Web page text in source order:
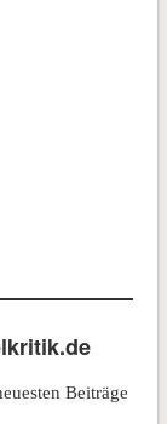
Beiträge